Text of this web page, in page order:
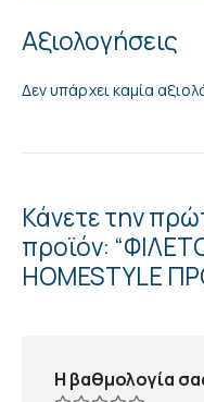
Αξιολογήσεις
Δεν υπάρχει καμία
Κάνετε την
προϊόν:
HOMESTYLE
Η βαθμολογία